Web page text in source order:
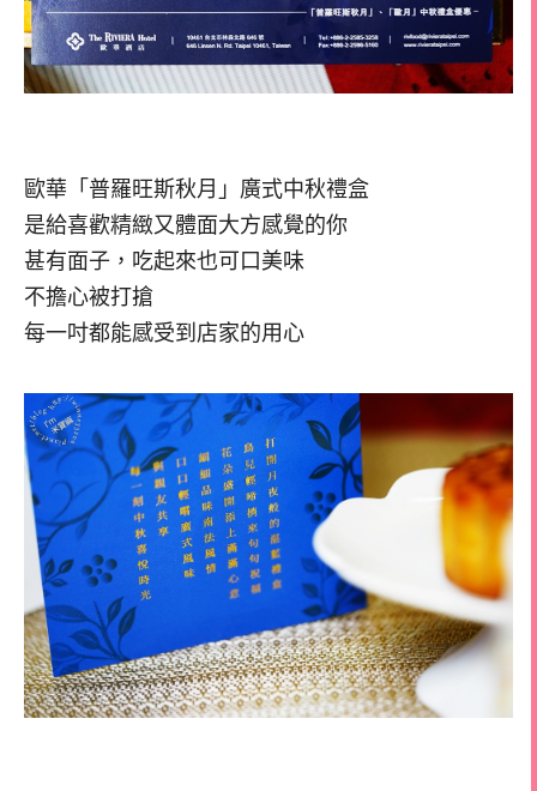
歐華「普羅旺斯秋月」廣式中秋禮盒
是給喜歡精緻又體面大方感覺的你
甚有面子，吃起來也可口美味
不擔心被打搶
每一吋都能感受到店家的用心